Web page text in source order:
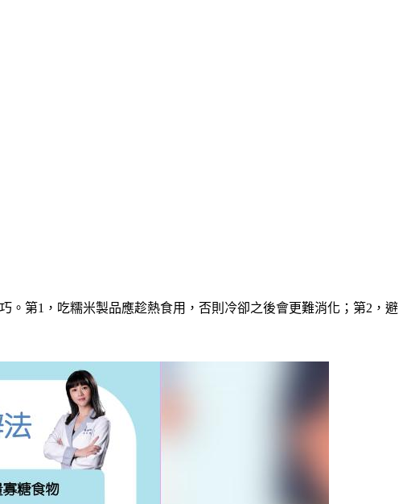
。第1，吃糯米製品應趁熱食用 ，否則冷卻之後會更難消化；第2， 避